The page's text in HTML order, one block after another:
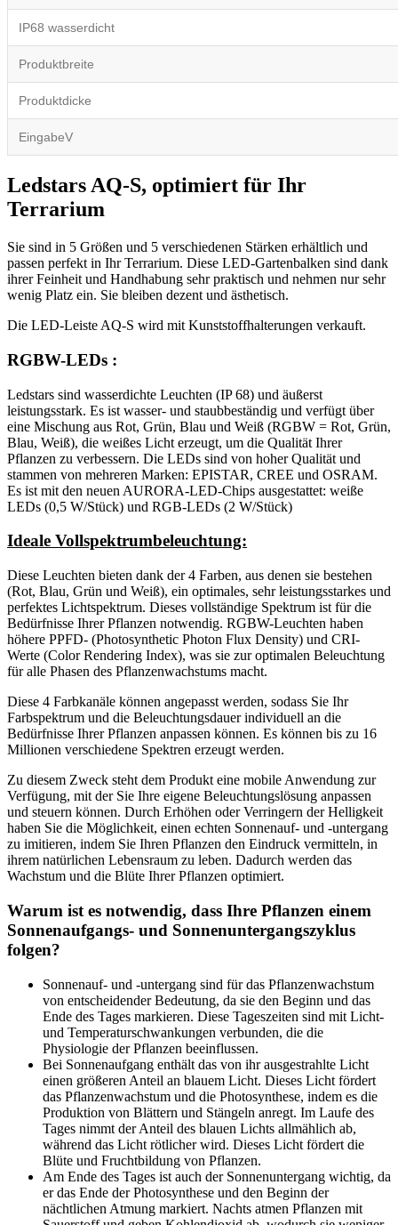
IP68 wasserdicht
Produktbreite
Produktdicke
EingabeV
Ledstars AQ-S, optimiert für Ihr
Terrarium
Sie sind in 5 Größen und 5 verschiedenen Stärken erhältlich und
passen perfekt in Ihr Terrarium. Diese LED-Gartenbalken sind dank
ihrer Feinheit und Handhabung sehr praktisch und nehmen nur sehr
wenig Platz ein. Sie bleiben dezent und ästhetisch.
Die LED-Leiste AQ-S wird mit Kunststoffhalterungen verkauft.
RGBW-LEDs :
Ledstars sind wasserdichte Leuchten (IP 68) und äußerst
leistungsstark. Es ist wasser- und staubbeständig und verfügt über
eine Mischung aus Rot, Grün, Blau und Weiß (RGBW = Rot, Grün,
Blau, Weiß), die weißes Licht erzeugt, um die Qualität Ihrer
Pflanzen zu verbessern. Die LEDs sind von hoher Qualität und
stammen von mehreren Marken: EPISTAR, CREE und OSRAM.
Es ist mit den neuen AURORA-LED-Chips ausgestattet: weiße
LEDs (0,5 W/Stück) und RGB-LEDs (2 W/Stück)
Ideale Vollspektrumbeleuchtung:
Diese Leuchten bieten dank der 4 Farben, aus denen sie bestehen
(Rot, Blau, Grün und Weiß), ein optimales, sehr leistungsstarkes und
perfektes Lichtspektrum. Dieses vollständige Spektrum ist für die
Bedürfnisse Ihrer Pflanzen notwendig. RGBW-Leuchten haben
höhere PPFD- (Photosynthetic Photon Flux Density) und CRI-
Werte (Color Rendering Index), was sie zur optimalen Beleuchtung
für alle Phasen des Pflanzenwachstums macht.
Diese 4 Farbkanäle können angepasst werden, sodass Sie Ihr
Farbspektrum und die Beleuchtungsdauer individuell an die
Bedürfnisse Ihrer Pflanzen anpassen können. Es können bis zu 16
Millionen verschiedene Spektren erzeugt werden.
Zu diesem Zweck steht dem Produkt eine mobile Anwendung zur
Verfügung, mit der Sie Ihre eigene Beleuchtungslösung anpassen
und steuern können. Durch Erhöhen oder Verringern der Helligkeit
haben Sie die Möglichkeit, einen echten Sonnenauf- und -untergang
zu imitieren, indem Sie Ihren Pflanzen den Eindruck vermitteln, in
ihrem natürlichen Lebensraum zu leben. Dadurch werden das
Wachstum und die Blüte Ihrer Pflanzen optimiert.
Warum ist es notwendig, dass Ihre Pflanzen einem
Sonnenaufgangs- und Sonnenuntergangszyklus
folgen?
Sonnenauf- und -untergang sind für das Pflanzenwachstum
von entscheidender Bedeutung, da sie den Beginn und das
Ende des Tages markieren. Diese Tageszeiten sind mit Licht-
und Temperaturschwankungen verbunden, die die
Physiologie der Pflanzen beeinflussen.
Bei Sonnenaufgang enthält das von ihr ausgestrahlte Licht
einen größeren Anteil an blauem Licht. Dieses Licht fördert
das Pflanzenwachstum und die Photosynthese, indem es die
Produktion von Blättern und Stängeln anregt. Im Laufe des
Tages nimmt der Anteil des blauen Lichts allmählich ab,
während das Licht rötlicher wird. Dieses Licht fördert die
Blüte und Fruchtbildung von Pflanzen.
Am Ende des Tages ist auch der Sonnenuntergang wichtig, da
er das Ende der Photosynthese und den Beginn der
nächtlichen Atmung markiert. Nachts atmen Pflanzen mit